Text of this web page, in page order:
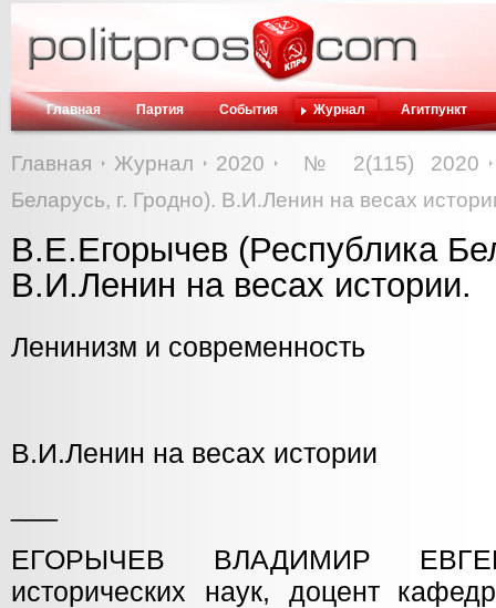
Главная Партия События Журнал Агитпункт
Главная Журнал 2020
№ 2(115) 2020
Беларусь, г. Гродно). В.И.Ленин на весах
В.Е.Егорычев (Республика
В.И.Ленин на весах истории.
Ленинизм и современность
В.И.Ленин на весах истории
ЕГОРЫЧЕВ ВЛАДИМИР
исторических наук, доцент